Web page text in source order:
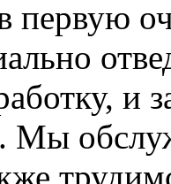
первую
и
Мы